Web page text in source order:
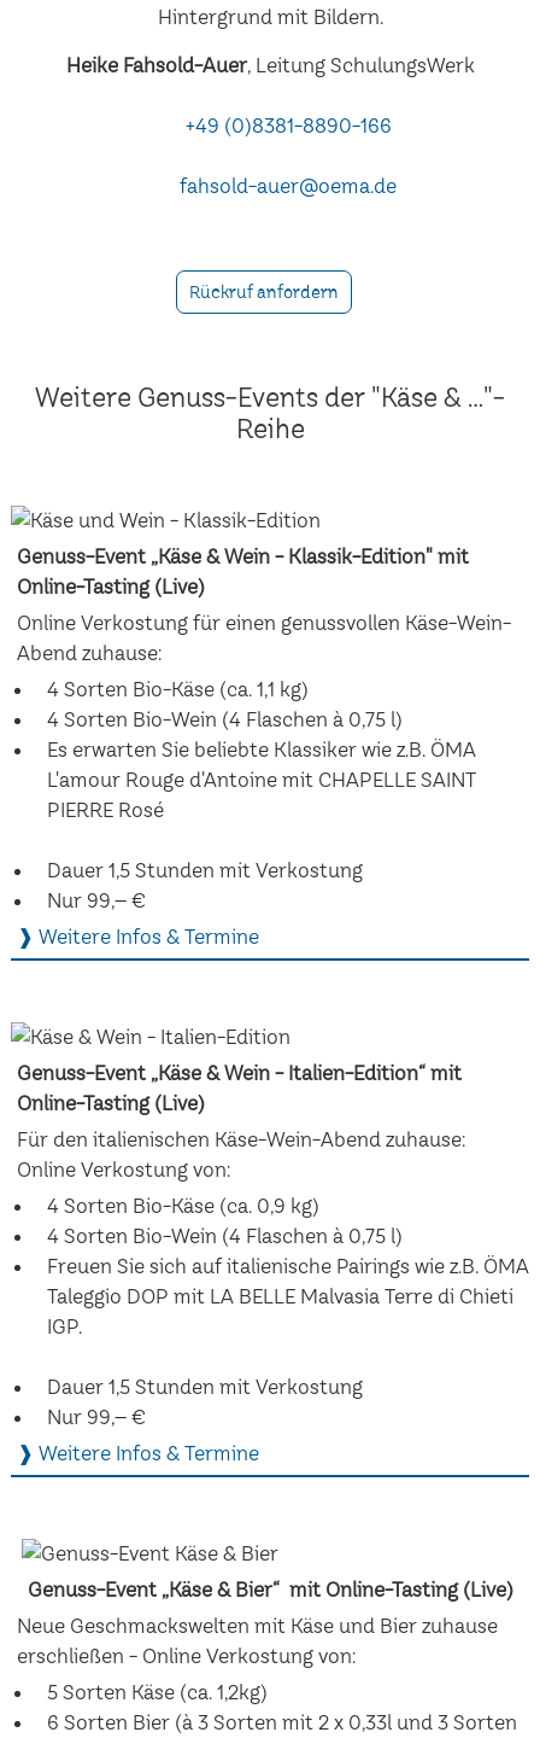
Heike Fahsold-Auer, Leitung SchulungsWerk
+49 (0)8381-8890-166
fahsold-auer@oema.de
Rückruf anfordern
Weitere Genuss-Events der "Käse & ..."-
Reihe
Genuss-Event „Käse & Wein - Klassik-Edition" mit
Online-Tasting (Live)
Online Verkostung für einen genussvollen Käse-Wein-
Abend zuhause:
4 Sorten Bio-Käse (ca. 1,1 kg)
4 Sorten Bio-Wein (4 Flaschen à 0,75 l)
Es erwarten Sie beliebte Klassiker wie z.B. ÖMA
L'amour Rouge d'Antoine mit CHAPELLE SAINT
PIERRE Rosé
Dauer 1,5 Stunden mit Verkostung
Nur 99,– €
❱ Weitere Infos & Termine
Genuss-Event „Käse & Wein - Italien-Edition“ mit
Online-Tasting (Live)
Für den italienischen Käse-Wein-Abend zuhause:
Online Verkostung von:
4 Sorten Bio-Käse (ca. 0,9 kg)
4 Sorten Bio-Wein (4 Flaschen à 0,75 l)
Freuen Sie sich auf italienische Pairings wie z.B. ÖMA
Taleggio DOP mit LA BELLE Malvasia Terre di Chieti
IGP.
Dauer 1,5 Stunden mit Verkostung
Nur 99,– €
❱ Weitere Infos & Termine
Genuss-Event „Käse & Bier“ mit Online-Tasting (Live)
Neue Geschmackswelten mit Käse und Bier zuhause
erschließen - Online Verkostung von:
5 Sorten Käse (ca. 1,2kg)
6 Sorten Bier (à 3 Sorten mit 2 x 0,33l und 3 Sorten